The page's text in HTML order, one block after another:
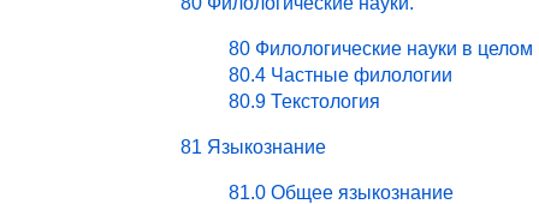
80 Филологические науки в целом
80.4 Частные филологии
80.9 Текстология
81 Языкознание
81.0 Общее языкознание